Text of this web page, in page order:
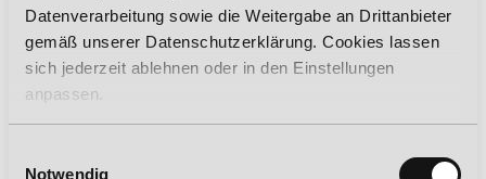
Datenverarbeitung sowie die Weitergabe an Drittanbieter
gemäß unserer Datenschutzerklärung. Cookies lassen
sich jederzeit ablehnen oder in den Einstellungen
anpassen.
Notwendig
Wenn du eine Karriere im Management anstrebst und als
geprüfter Betriebswirt (IHK) einen staatlich anerkannten
Abschluss erwerben möchtest, bietet dir das DeLSt die